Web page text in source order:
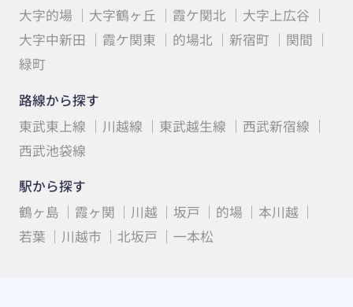
大字的場
大字鶴ヶ丘 霞ケ関北
大字上広谷
大字中新田
霞ケ関東 的場北 新宿町
関間
緑町
路線から探す
東武東上線
川越線 東武越生線
西武新宿線
西武池袋線
駅から探す
鶴ヶ島
霞ヶ関 川越 坂戸 的場
本川越
若葉
川越市 北坂戸 一本松